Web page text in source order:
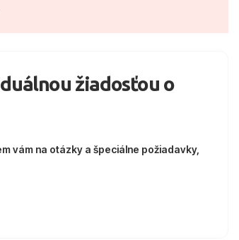
žiadosťou o
vám na otázky a špeciálne požiadavky,